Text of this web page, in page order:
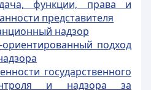
функции, права и
представителя
надзор
ориентированный подход
государственного
и надзора за